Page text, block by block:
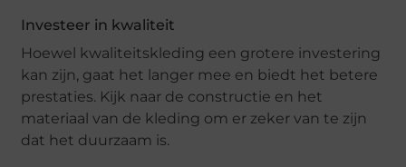
Investeer in kwaliteit
Hoewel kwaliteitskleding een grotere investering
kan zijn, gaat het langer mee en biedt het betere
prestaties. Kijk naar de constructie en het
materiaal van de kleding om er zeker van te zijn
dat het duurzaam is.